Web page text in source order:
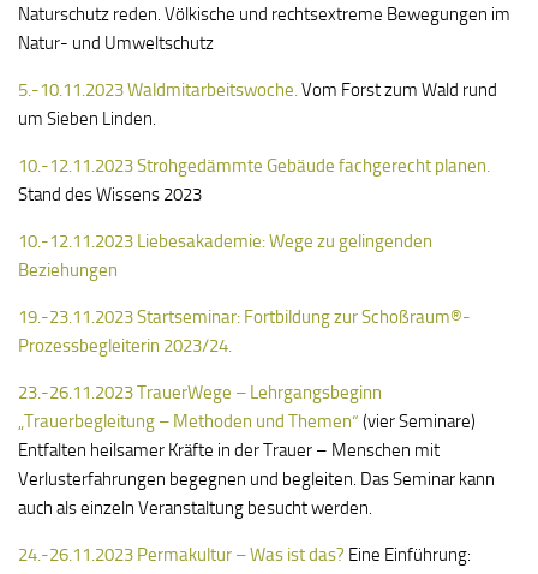
Naturschutz reden. Völkische und rechtsextreme Bewegungen im
Natur- und Umweltschutz
5.-10.11.2023 Waldmitarbeitswoche.Vom Forst zum Wald rund
um Sieben Linden.
10.-12.11.2023 Strohgedämmte Gebäude fachgerecht planen.
Stand des Wissens 2023
10.-12.11.2023 Liebesakademie: Wege zu gelingenden
Beziehungen
19.-23.11.2023 Startseminar: Fortbildung zur Schoßraum®-
Prozessbegleiterin 2023/24.
23.-26.11.2023 TrauerWege – Lehrgangsbeginn
„Trauerbegleitung – Methoden und Themen“ (vier Seminare)
Entfalten heilsamer Kräfte in der Trauer – Menschen mit
Verlusterfahrungen begegnen und begleiten. Das Seminar kann
auch als einzeln Veranstaltung besucht werden.
24.-26.11.2023 Permakultur – Was ist das? Eine Einführung: